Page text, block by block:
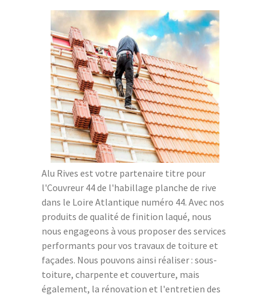
Alu Rives est votre partenaire titre pour
l'Couvreur 44 de l'habillage planche de rive
dans le Loire Atlantique numéro 44. Avec nos
produits de qualité de finition laqué, nous
nous engageons à vous proposer des services
performants pour vos travaux de toiture et
façades. Nous pouvons ainsi réaliser : sous-
toiture, charpente et couverture, mais
également, la rénovation et l'entretien des